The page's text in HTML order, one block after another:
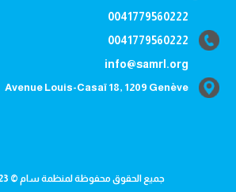
0041779560222
0041779560222
info@samrl.org
Avenue Louis-Casaï 18, 1209 Genève
جميع الحقوق محفوظة لمنظمة سام © 2023، تصميم وتطوير